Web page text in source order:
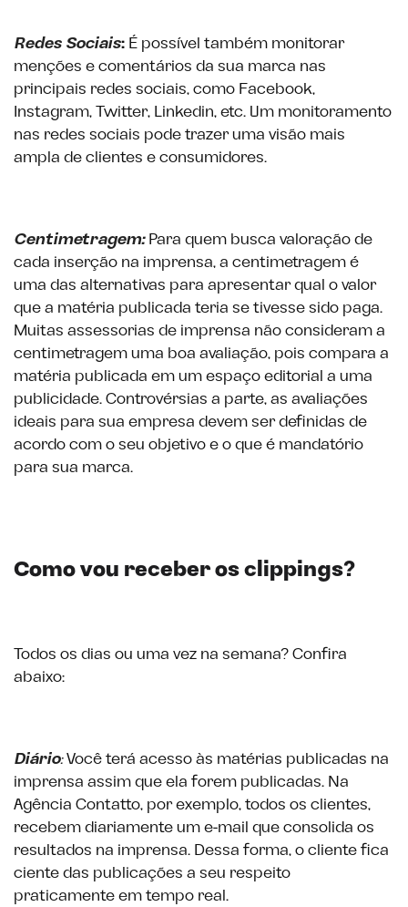
Redes Sociais: É possível também monitorar
menções e comentários da sua marca nas
principais redes sociais, como Facebook,
Instagram, Twitter, Linkedin, etc. Um monitoramento
nas redes sociais pode trazer uma visão mais
ampla de clientes e consumidores.
Centimetragem:Para quem busca valoração de
cada inserção na imprensa, a centimetragem é
uma das alternativas para apresentar qual o valor
que a matéria publicada teria se tivesse sido paga.
Muitas assessorias de imprensa não consideram a
centimetragem uma boa avaliação, pois compara a
matéria publicada em um espaço editorial a uma
publicidade. Controvérsias a parte, as avaliações
ideais para sua empresa devem ser definidas de
acordo com o seu objetivo e o que é mandatório
para sua marca.
Como vou receber os clippings?
Todos os dias ou uma vez na semana? Confira
abaixo:
Diário:Você terá acesso às matérias publicadas na
imprensa assim que ela forem publicadas. Na
Agência Contatto, por exemplo, todos os clientes,
recebem diariamente um e-mail que consolida os
resultados na imprensa. Dessa forma, o cliente fica
ciente das publicações a seu respeito
praticamente em tempo real.